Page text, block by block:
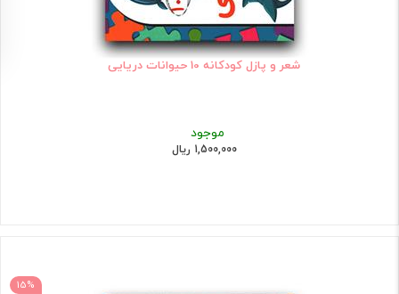
شعر و پازل کودکانه 10 حیوانات دریایی
موجود
1,500,000 ریال
15%